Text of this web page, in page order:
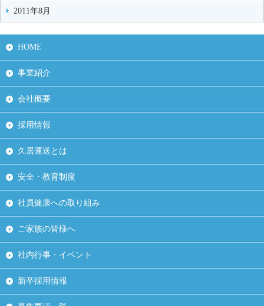
2011年8月
HOME
事業紹介
会社概要
採用情報
久居運送とは
安全・教育制度
社員健康への取り組み
ご家族の皆様へ
社内行事・イベント
新卒採用情報